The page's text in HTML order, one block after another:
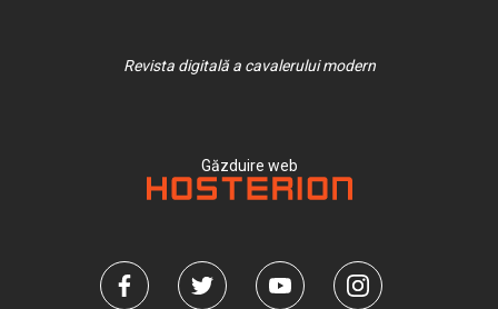
Revista digitală a cavalerului modern
Găzduire web